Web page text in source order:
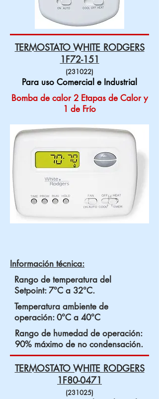
TERMOSTATO WHITE RODGERS
1F72-151
(231022)
Para uso Comercial e Industrial
Bomba de calor 2 Etapas de Calor y
1 de Frío
Información técnica:
Rango de temperatura del
Setpoint: 7°C a 32°C.
Temperatura ambiente de
operación: 0°C a 40°C
Rango de humedad de operación:
90% máximo de no condensación.
TERMOSTATO WHITE RODGERS
1F80-0471
(231025)